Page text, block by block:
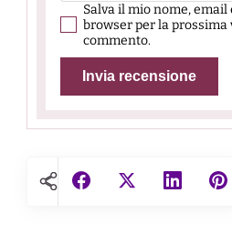
Salva il mio nome,
browser per la prossima
commento.